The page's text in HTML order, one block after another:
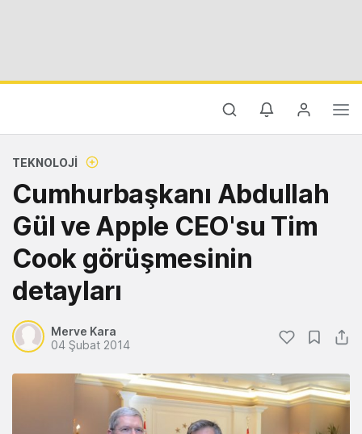
TEKNOLOJI
Cumhurbaşkanı Abdullah
Gül ve Apple CEO'su Tim
Cook görüşmesinin
detayları
Merve Kara
04 Şubat 2014